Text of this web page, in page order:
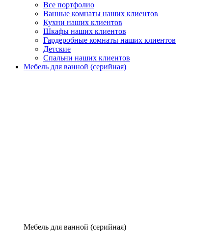
Все портфолио
Ванные комнаты наших клиентов
Кухни наших клиентов
Шкафы наших клиентов
Гардеробные комнаты наших клиентов
Детские
Спальни наших клиентов
Мебель для ванной (серийная)
Мебель для ванной (серийная)